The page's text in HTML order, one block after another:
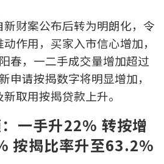
新财案公布后转为明朗化，令
作用，买家入市信心增加，
春，一二手成交量增加超过
申请按揭数字将明显增加，
取用按揭贷款上升。
一手升22% 转按增
按揭比率升至63.2%